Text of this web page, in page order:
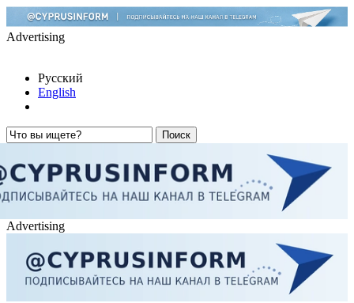
Advertising
Русский
English
Advertising